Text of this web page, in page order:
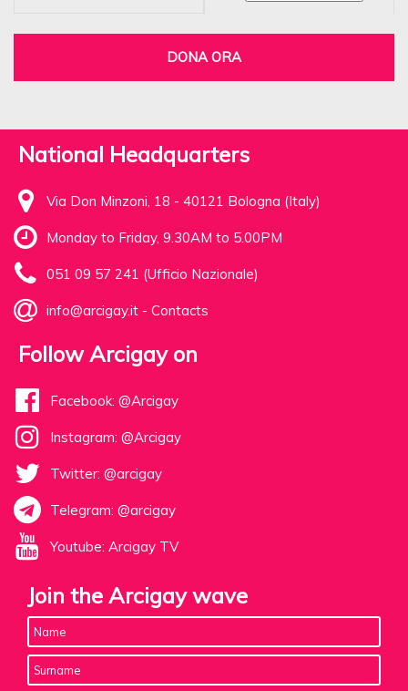
DONA ORA
National Headquarters
Via Don Minzoni, 18 - 40121 Bologna (Italy)
Monday to Friday, 9.30AM to 5.00PM
051 09 57 241 (Ufficio Nazionale)
info@arcigay.it - Contacts
Follow Arcigay on
Facebook: @Arcigay
Instagram: @Arcigay
Twitter: @arcigay
Telegram: @arcigay
Youtube: Arcigay TV
Join the Arcigay wave